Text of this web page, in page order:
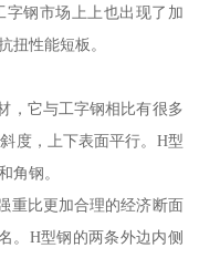
字钢市场上上也出现了加
扭性能短板。
，它与工字钢相比有很多
度，上下表面平行。H型
角钢。
重比更加合理的经济断面
。H型钢的两条外边内侧